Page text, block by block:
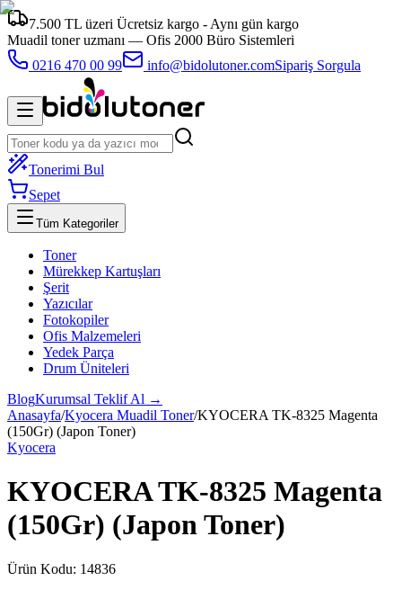
7.500 TL üzeri Ücretsiz kargo - Aynı gün kargo
Muadil toner uzmanı — Ofis 2000 Büro Sistemleri
0216 470 00 99
info@bidolutoner.comSipariş Sorgula
Tonerimi Bul
Sepet
Tüm Kategoriler
Toner
Mürekkep Kartuşları
Şerit
Yazıcılar
Fotokopiler
Ofis Malzemeleri
Yedek Parça
Drum Üniteleri
BlogKurumsal Teklif Al →
Anasayfa/Kyocera Muadil Toner/KYOCERA TK-8325 Magenta
(150Gr) (Japon Toner)
Kyocera
KYOCERA TK-8325 Magenta
(150Gr) (Japon Toner)
Ürün Kodu: 14836